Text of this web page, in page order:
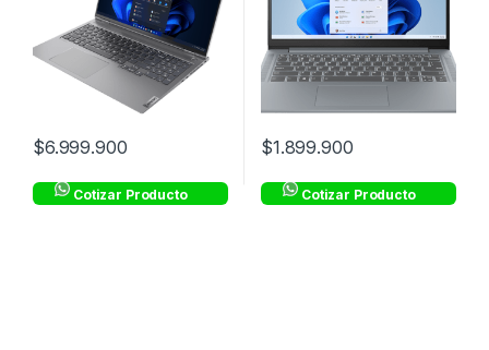
$6.999.900
Cotizar Producto
$1.899.900
Cotizar Producto